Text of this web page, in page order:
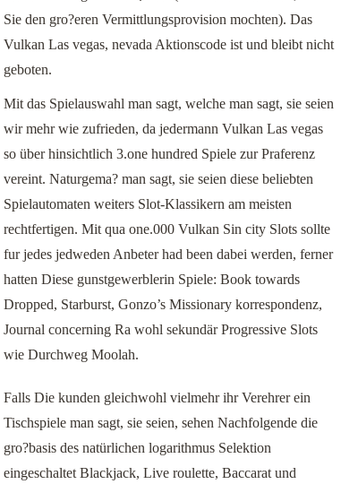
Sie den gro?eren Vermittlungsprovision mochten). Das
Vulkan Las vegas, nevada Aktionscode ist und bleibt nicht
geboten.
Mit das Spielauswahl man sagt, welche man sagt, sie seien
wir mehr wie zufrieden, da jedermann Vulkan Las vegas
so über hinsichtlich 3.one hundred Spiele zur Praferenz
vereint. Naturgema? man sagt, sie seien diese beliebten
Spielautomaten weiters Slot-Klassikern am meisten
rechtfertigen. Mit qua one.000 Vulkan Sin city Slots sollte
fur jedes jedweden Anbeter had been dabei werden, ferner
hatten Diese gunstgewerblerin Spiele: Book towards
Dropped, Starburst, Gonzo’s Missionary korrespondenz,
Journal concerning Ra wohl sekundär Progressive Slots
wie Durchweg Moolah.
Falls Die kunden gleichwohl vielmehr ihr Verehrer ein
Tischspiele man sagt, sie seien, sehen Nachfolgende die
gro?basis des natürlichen logarithmus Selektion
eingeschaltet Blackjack, Live roulette, Baccarat und